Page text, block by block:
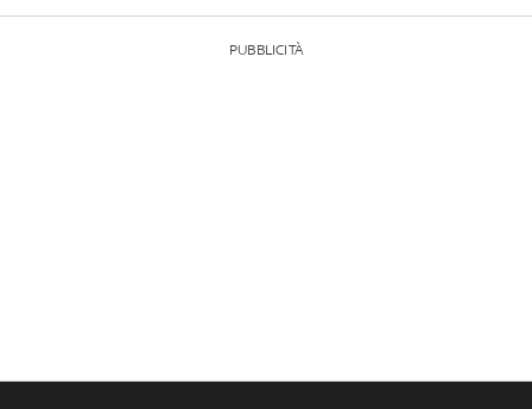
PUBBLICITÀ